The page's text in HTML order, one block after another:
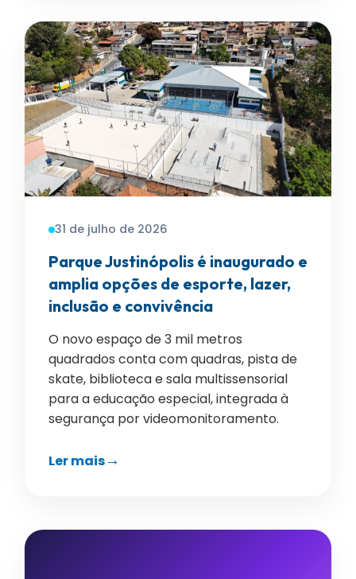
31 de julho de 2026
Parque Justinópolis é inaugurado e
amplia opções de esporte, lazer,
inclusão e convivência
O novo espaço de 3 mil metros
quadrados conta com quadras, pista de
skate, biblioteca e sala multissensorial
para a educação especial, integrada à
segurança por videomonitoramento.
Ler mais